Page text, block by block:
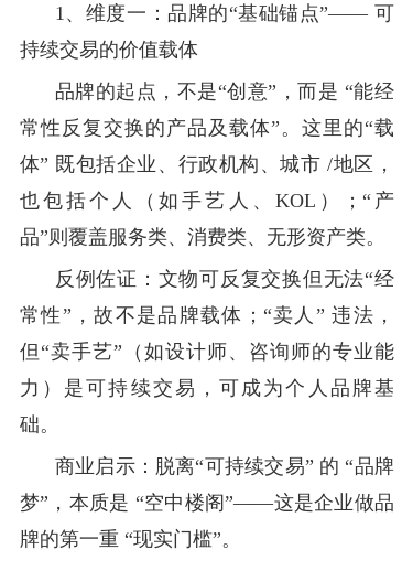
1、维度一：品牌的“基础锚点”—— 可
持续交易的价值载体
品牌的起点，不是“创意”，而是 “能经
常性反复交换的产品及载体”。这里的“载
体” 既包括企业、行政机构、城市 /地区，
也包括个人（如手艺人、KOL）；“产
品”则覆盖服务类、消费类、无形资产类。
反例佐证：文物可反复交换但无法“经
常性”，故不是品牌载体；“卖人” 违法，
但“卖手艺”（如设计师、咨询师的专业能
力）是可持续交易，可成为个人品牌基
础。
商业启示：脱离“可持续交易” 的 “品牌
梦”，本质是 “空中楼阁”——这是企业做品
牌的第一重 “现实门槛”。